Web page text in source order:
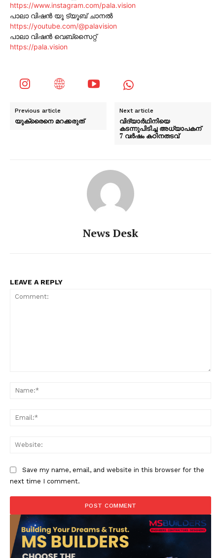
https://www.instagram.com/pala.vision
പാലാ വിഷൻ യൂ ട്യൂബ് ചാനൽ
https://youtube.com/@palavision
പാലാ വിഷൻ വെബ്സൈറ്റ്
https://pala.vision
Previous article
യുക്രൈനെ മറക്കരുത്
Next article
വിദ്യാർഥിനിയെ
കടന്നുപിടിച്ച അധ്യാപകന്
7 വർഷം കഠിനതടവ്
News Desk
LEAVE A REPLY
Save my name, email, and website in this browser for the
next time I comment.